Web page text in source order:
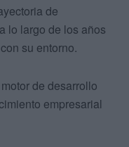
de
lo largo de los años
su entorno.
de desarrollo
empresarial